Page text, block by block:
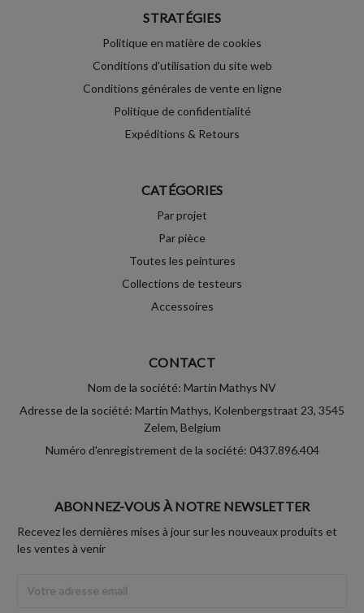
STRATÉGIES
Politique en matière de cookies
Conditions d'utilisation du site web
Conditions générales de vente en ligne
Politique de confidentialité
Expéditions & Retours
CATÉGORIES
Par projet
Par pièce
Toutes les peintures
Collections de testeurs
Accessoires
CONTACT
Nom de la société: Martin Mathys NV
Adresse de la société: Martin Mathys, Kolenbergstraat 23, 3545
Zelem, Belgium
Numéro d'enregistrement de la société: 0437.896.404
ABONNEZ-VOUS À NOTRE NEWSLETTER
Recevez les dernières mises à jour sur les nouveaux produits et
les ventes à venir
Email